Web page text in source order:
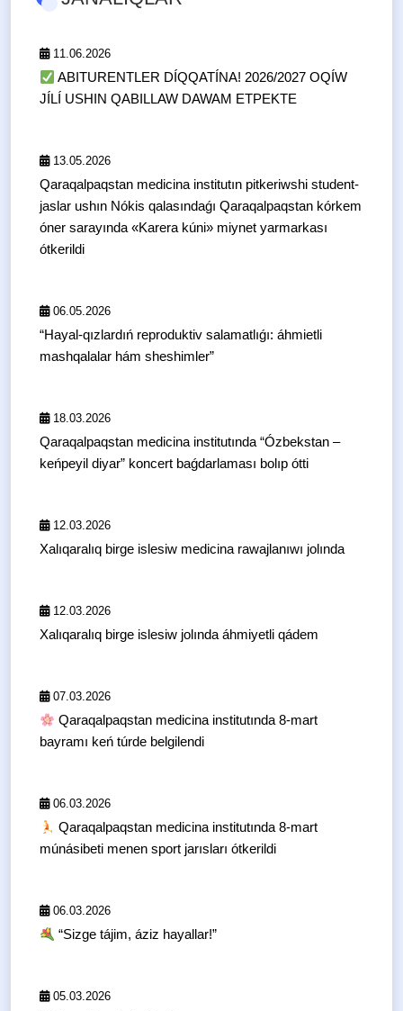
11.06.2026
ABITURENTLER DÍQQATÍNA! 2026/2027 OQÍW
JÍLÍ USHIN QABILLAW DAWAM ETPEKTE
13.05.2026
Qaraqalpaqstan medicina institutın pitkeriwshi student-
jaslar ushın Nókis qalasındaǵı Qaraqalpaqstan kórkem
óner sarayında «Karera kúni» miynet yarmarkası
ótkerildi
06.05.2026
“Hayal-qızlardıń reproduktiv salamatlıǵı: áhmietli
mashqalalar hám sheshimler”
18.03.2026
Qaraqalpaqstan medicina institutında “Ózbekstan –
keńpeyil diyar” koncert baǵdarlaması bolıp ótti
12.03.2026
Xalıqaralıq birge islesiw medicina rawajlanıwı jolında
12.03.2026
Xalıqaralıq birge islesiw jolında áhmiyetli qádem
07.03.2026
Qaraqalpaqstan medicina institutında 8-mart
bayramı keń túrde belgilendi
06.03.2026
Qaraqalpaqstan medicina institutında 8-mart
múnásibeti menen sport jarısları ótkerildi
06.03.2026
“Sizge tájim, áziz hayallar!”
05.03.2026